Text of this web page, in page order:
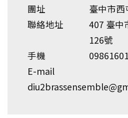
團址
臺中市
聯絡地址
407 臺中
126號
手機
E-mail